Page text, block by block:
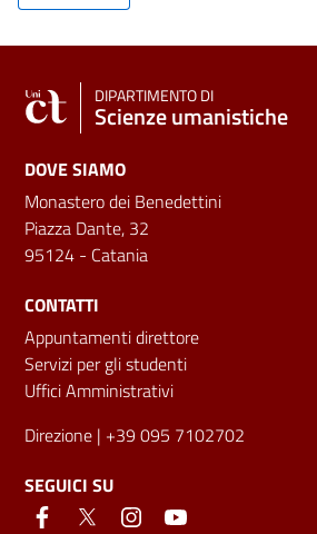
DIPARTIMENTO DI
Scienze umanistiche
DOVE SIAMO
Monastero dei Benedettini
Piazza Dante, 32
95124 - Catania
CONTATTI
Appuntamenti direttore
Servizi per gli studenti
Uffici Amministrativi
Direzione | +39 095 7102702
SEGUICI SU